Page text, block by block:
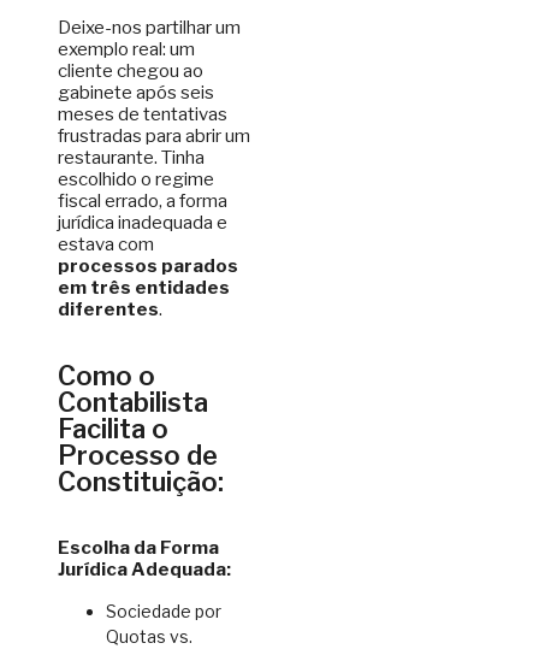
Deixe-nos partilhar um
exemplo real: um
cliente chegou ao
gabinete após seis
meses de tentativas
frustradas para abrir um
restaurante. Tinha
escolhido o regime
fiscal errado, a forma
jurídica inadequada e
estava com
processos parados
em três entidades
diferentes.
Como o
Contabilista
Facilita o
Processo de
Constituição:
Escolha da Forma
Jurídica Adequada:
Sociedade por
Quotas vs.